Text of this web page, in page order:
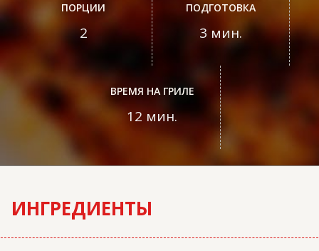
ПОРЦИИ
2
ПОДГОТОВКА
3 мин.
ВРЕМЯ НА ГРИЛЕ
12 мин.
ИНГРЕДИЕНТЫ